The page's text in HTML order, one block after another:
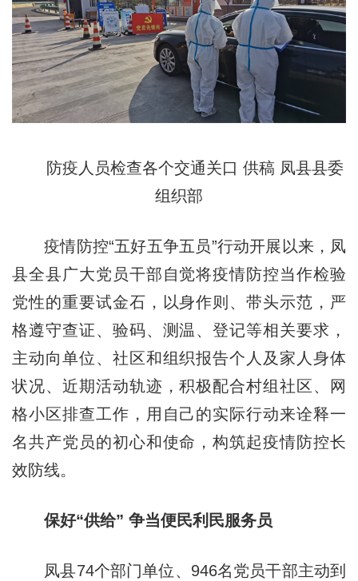
防疫人员检查各个交通关口 供稿 凤县县委
组织部
疫情防控“五好五争五员”行动开展以来，凤
县全县广大党员干部自觉将疫情防控当作检验
党性的重要试金石，以身作则、带头示范，严
格遵守查证、验码、测温、登记等相关要求，
主动向单位、社区和组织报告个人及家人身体
状况、近期活动轨迹，积极配合村组社区、网
格小区排查工作，用自己的实际行动来诠释一
名共产党员的初心和使命，构筑起疫情防控长
效防线。
保好“供给” 争当便民利民服务员
凤县74个部门单位、946名党员干部主动到